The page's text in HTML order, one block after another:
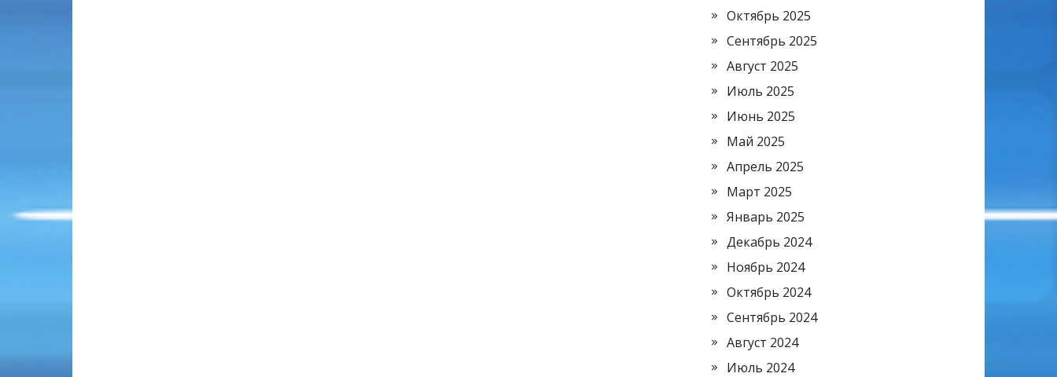
Октябрь 2025
Сентябрь 2025
Август 2025
Июль 2025
Июнь 2025
Май 2025
Апрель 2025
Март 2025
Январь 2025
Декабрь 2024
Ноябрь 2024
Октябрь 2024
Сентябрь 2024
Август 2024
Июль 2024